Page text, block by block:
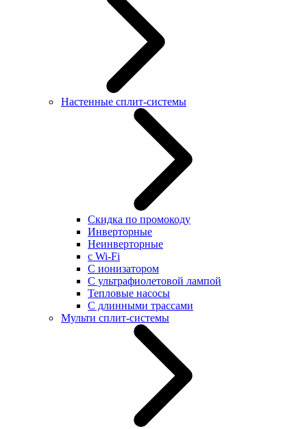
Настенные сплит-системы
Скидка по промокоду
Инверторные
Неинверторные
с Wi-Fi
С ионизатором
С ультрафиолетовой лампой
Тепловые насосы
С длинными трассами
Мульти сплит-системы